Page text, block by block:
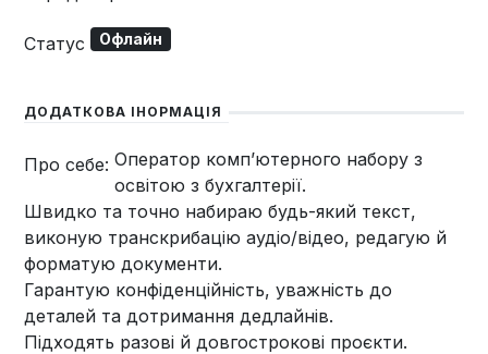
Статус Офлайн
ДОДАТКОВА ІНОРМАЦІЯ
Про себе: Оператор комп’ютерного набору з
освітою з бухгалтерії.
Швидко та точно набираю будь-який текст,
виконую транскрибацію аудіо/відео, редагую й
форматую документи.
Гарантую конфіденційність, уважність до
деталей та дотримання дедлайнів.
Підходять разові й довгострокові проєкти.